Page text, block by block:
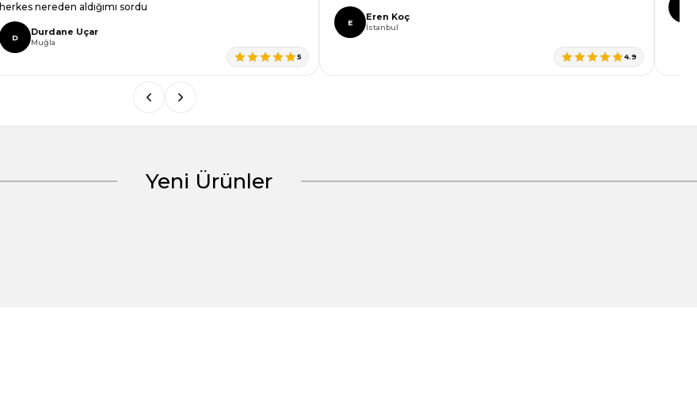
herkes nereden aldığımı sordu
D Durdane Uçar
Muğla
5
E Eren Koç
İstanbul
4.9
Yeni Ürünler